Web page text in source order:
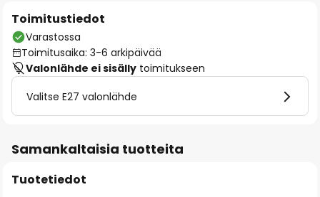
Toimitustiedot
Varastossa
Toimitusaika: 3-6 arkipäivää
Valonlähde ei sisälly toimitukseen
Valitse E27 valonlähde
Samankaltaisia tuotteita
Tuotetiedot